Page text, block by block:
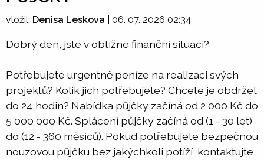
vložil: Denisa Leskova 06. 07. 2026 02:34
Dobrý den, jste v obtížné finanční situaci?
Potřebujete urgentně peníze na realizaci svých
projektů? Kolik jich potřebujete? Chcete je obdržet
do 24 hodin? Nabídka půjčky začíná od 2 000 Kč do
5 000 000 Kč. Splácení půjčky začíná od (1 - 30 let)
do (12 - 360 měsíců). Pokud potřebujete bezpečnou
nouzovou půjčku bez jakýchkoli potíží, kontaktujte